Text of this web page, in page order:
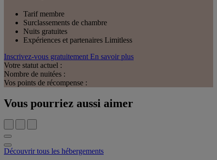
Tarif membre
Surclassements de chambre
Nuits gratuites
Expériences et partenaires Limitless
Inscrivez-vous gratuitement En savoir plus
Votre statut actuel :
Nombre de nuitées :
Vos points de récompense :
Vous pourriez aussi aimer
Découvrir tous les hébergements